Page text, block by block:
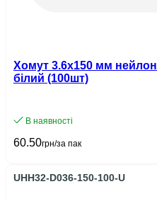
Хомут 3.6х150 мм нейлон
білий (100шт)
В наявності
60.50грн/за пак
UHH32-D036-150-100-U